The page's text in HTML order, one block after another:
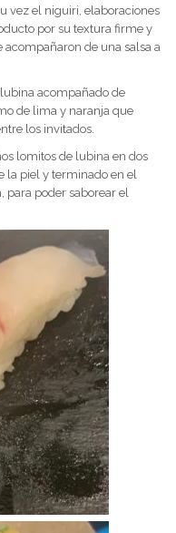
vez el niguiri, elaboraciones
por su textura firme y
acompañaron de una salsa a
acompañado de
de lima y naranja que
los invitados.
lomitos de lubina en dos
la piel y terminado en el
para poder saborear el